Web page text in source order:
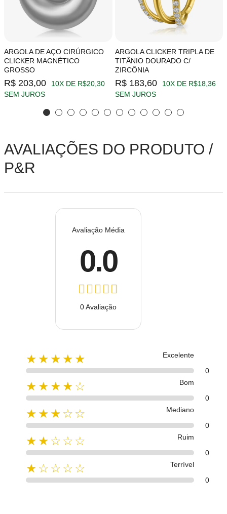
ARGOLA DE AÇO CIRÚRGICO
CLICKER MAGNÉTICO
GROSSO
R$ 203,00
10X DE R$20,30
SEM JUROS
ARGOLA CLICKER TRIPLA DE
TITÂNIO DOURADO C/
ZIRCÔNIA
R$ 183,60
10X DE R$18,36
SEM JUROS
AVALIAÇÕES DO PRODUTO /
P&R
Avaliação Média
0.0
0 Avaliação
★★★★★
Excelente
0
★★★★☆
Bom
0
★★★☆☆
Mediano
0
★★☆☆☆
Ruim
0
★☆☆☆☆
Terrível
0